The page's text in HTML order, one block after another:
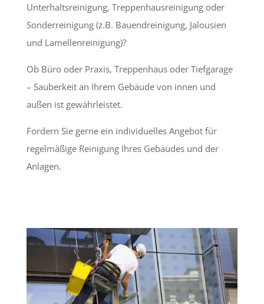
Unterhaltsreinigung, Treppenhausreinigung oder
Sonderreinigung (z.B. Bauendreinigung, Jalousien
und Lamellenreinigung)?
Ob Büro oder Praxis, Treppenhaus oder Tiefgarage
– Sauberkeit an Ihrem Gebäude von innen und
außen ist gewährleistet.
Fordern Sie gerne ein individuelles Angebot für
regelmäßige Reinigung Ihres Gebäudes und der
Anlagen.